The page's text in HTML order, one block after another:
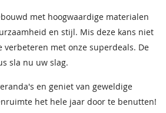
met hoogwaardige materialen
en stijl. Mis deze kans niet
met onze superdeals. De
sla nu uw slag.
en geniet van geweldige
het hele jaar door te benutten!